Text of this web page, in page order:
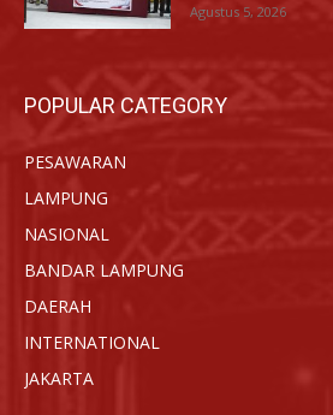
Agustus 5, 2026
POPULAR CATEGORY
PESAWARAN
LAMPUNG
NASIONAL
BANDAR LAMPUNG
DAERAH
INTERNATIONAL
JAKARTA